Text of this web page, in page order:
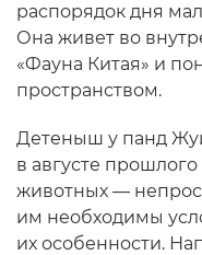
распорядок дня
Она живет во
«Фауна Китая» и
пространством.
Детеныш у панд
в августе
животных —
им необходимы
их особенности.